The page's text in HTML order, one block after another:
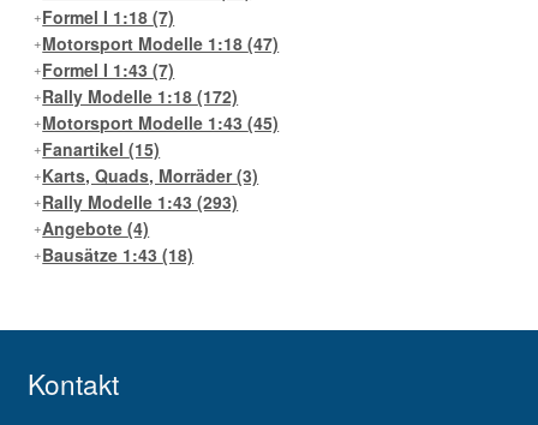
Formel I 1:18(7)
Motorsport Modelle 1:18(47)
Formel I 1:43(7)
Rally Modelle 1:18(172)
Motorsport Modelle 1:43(45)
Fanartikel(15)
Karts, Quads, Morräder(3)
Rally Modelle 1:43(293)
Angebote(4)
Bausätze 1:43(18)
Kontakt